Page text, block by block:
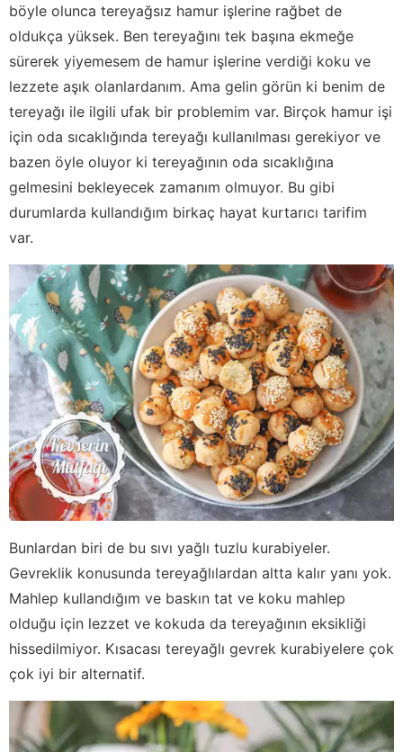
böyle olunca tereyağsız hamur işlerine rağbet de
oldukça yüksek. Ben tereyağını tek başına ekmeğe
sürerek yiyemesem de hamur işlerine verdiği koku ve
lezzete aşık olanlardanım. Ama gelin görün ki benim de
tereyağı ile ilgili ufak bir problemim var. Birçok hamur işi
için oda sıcaklığında tereyağı kullanılması gerekiyor ve
bazen öyle oluyor ki tereyağının oda sıcaklığına
gelmesini bekleyecek zamanım olmuyor. Bu gibi
durumlarda kullandığım birkaç hayat kurtarıcı tarifim
var.
Bunlardan biri de bu sıvı yağlı tuzlu kurabiyeler.
Gevreklik konusunda tereyağlılardan altta kalır yanı yok.
Mahlep kullandığım ve baskın tat ve koku mahlep
olduğu için lezzet ve kokuda da tereyağının eksikliği
hissedilmiyor. Kısacası tereyağlı gevrek kurabiyelere çok
çok iyi bir alternatif.